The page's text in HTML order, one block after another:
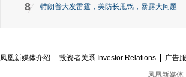
8 特朗普大发雷霆，美防长甩锅，暴露大问题
凤凰新媒体介绍 投资者关系 Investor Relations 广告
凤凰新媒体